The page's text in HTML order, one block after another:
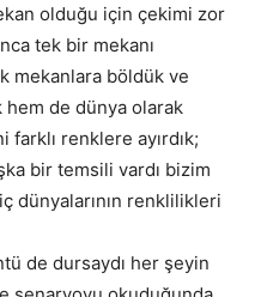
olduğu için çekimi zor
tek bir mekanı
mekanlara böldük ve
de dünya olarak
renklere ayırdık;
bir temsili vardı bizim
dünyalarının renklilikleri
de dursaydı her şeyin